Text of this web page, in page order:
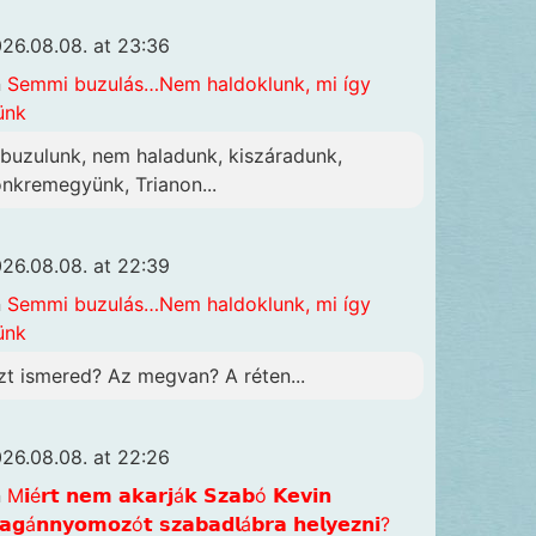
at 23:36
Semmi buzulás…Nem haldoklunk, mi így
nem haladunk, kiszáradunk,
Trianon...
at 22:39
Semmi buzulás…Nem haldoklunk, mi így
ismered? Az megvan? A réten...
at 22:26
M𝗶é𝗿𝘁 𝗻𝗲𝗺 𝗮𝗸𝗮𝗿𝗷á𝗸 𝗦𝘇𝗮𝗯ó 𝗞𝗲𝘃𝗶𝗻
𝘀𝘇𝗮𝗯𝗮𝗱𝗹á𝗯𝗿𝗮 𝗵𝗲𝗹𝘆𝗲𝘇𝗻𝗶?